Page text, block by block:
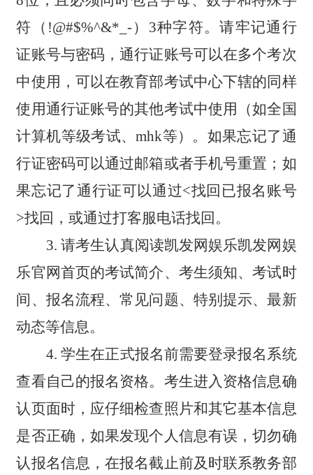
符（!@#$%^&*_-）3种字符。请牢记通行
证账号与密码，通行证账号可以在多个考次
中使用，可以在教育部考试中心下辖的同样
使用通行证账号的其他考试中使用（如全国
计算机等级考试、mhk等）。如果忘记了通
行证密码可以通过邮箱或者手机号重置；如
果忘记了通行证可以通过<找回已报名账号
>找回，或通过打客服电话找回。
3. 请考生认真阅读凯发网娱乐凯发网娱
乐官网首页的考试简介、考生须知、考试时
间、报名流程、常见问题、特别提示、最新
动态等信息。
4. 学生在正式报名前需要登录报名系统
查看自己的报名资格。考生进入资格信息确
认页面时，应仔细检查照片和其它基本信息
是否正确，如果发现个人信息有误，切勿确
认报名信息，在报名截止前及时联系教务部